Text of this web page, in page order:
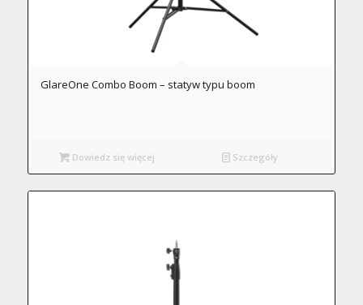
GlareOne Combo Boom – statyw typu boom
Dowiedz się więcej Szczegóły